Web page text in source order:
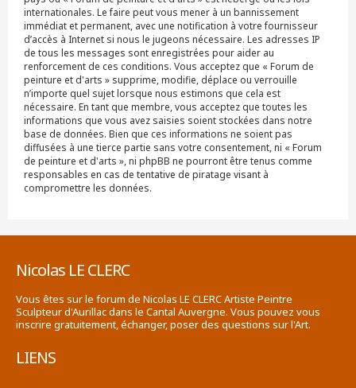
internationales. Le faire peut vous mener à un bannissement
immédiat et permanent, avec une notification à votre fournisseur
d’accès à Internet si nous le jugeons nécessaire. Les adresses IP
de tous les messages sont enregistrées pour aider au
renforcement de ces conditions. Vous acceptez que « Forum de
peinture et d'arts » supprime, modifie, déplace ou verrouille
n’importe quel sujet lorsque nous estimons que cela est
nécessaire. En tant que membre, vous acceptez que toutes les
informations que vous avez saisies soient stockées dans notre
base de données. Bien que ces informations ne soient pas
diffusées à une tierce partie sans votre consentement, ni « Forum
de peinture et d'arts », ni phpBB ne pourront être tenus comme
responsables en cas de tentative de piratage visant à
compromettre les données.
Nicolas LE CLERC
Vous êtes sur le forum de Nicolas LE CLERC Artiste Peintre
Sculpteur d'Aurillac dans le Cantal Auvergne. Vous pouvez vous
inscrire gratuitement, échanger, poser des questions sur l'Art.
LIENS